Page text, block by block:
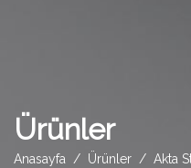
Ürünler
Anasayfa Ürünler Akta